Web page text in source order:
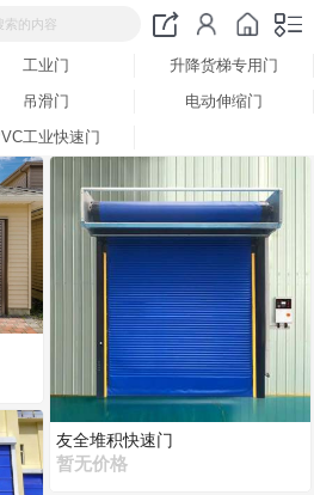
索的内容
工业门
升降货梯专用门
吊滑门
电动伸缩门
工业快速门
友全堆积快速门
暂无价格